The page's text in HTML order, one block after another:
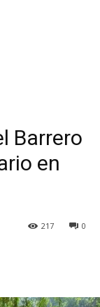
Barrero
en
0
217